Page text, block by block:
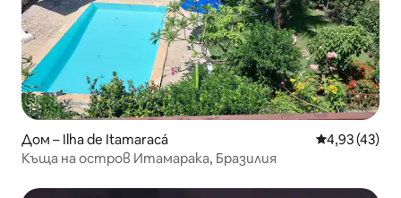
Дом – Ilha de Itamaracá Средна
4,93 (43)
Къща на остров Итамарака, Бразилия